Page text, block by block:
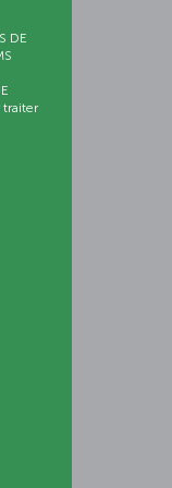
DE
traiter